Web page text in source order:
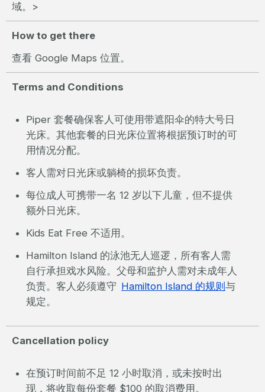
域。>
How to get there
查看 Google Maps 位置。
Terms and Conditions
Piper 套餐确保客人可使用带遮阳伞的特大号日
光床。其他套餐的日光床位置将根据预订时的可
用情况分配。
客人需对日光床或躺椅的损坏负责。
每位成人可携带一名 12 岁以下儿童，但不提供
额外日光床。
Kids Eat Free 不适用。
Hamilton Island 的泳池无人巡逻，所有客人需
自行承担戏水风险。父母和监护人需对未成年人
负责。客人必须遵守 Hamilton Island 的规则与
规定。
Cancellation policy
在预订时间前不足 12 小时取消，或未按时出
现，将收取每份套餐 $100 的取消费用。